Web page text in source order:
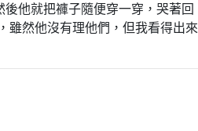
他就把褲子隨便穿一穿，哭著回
雖然他沒有理他們，但我看得出來